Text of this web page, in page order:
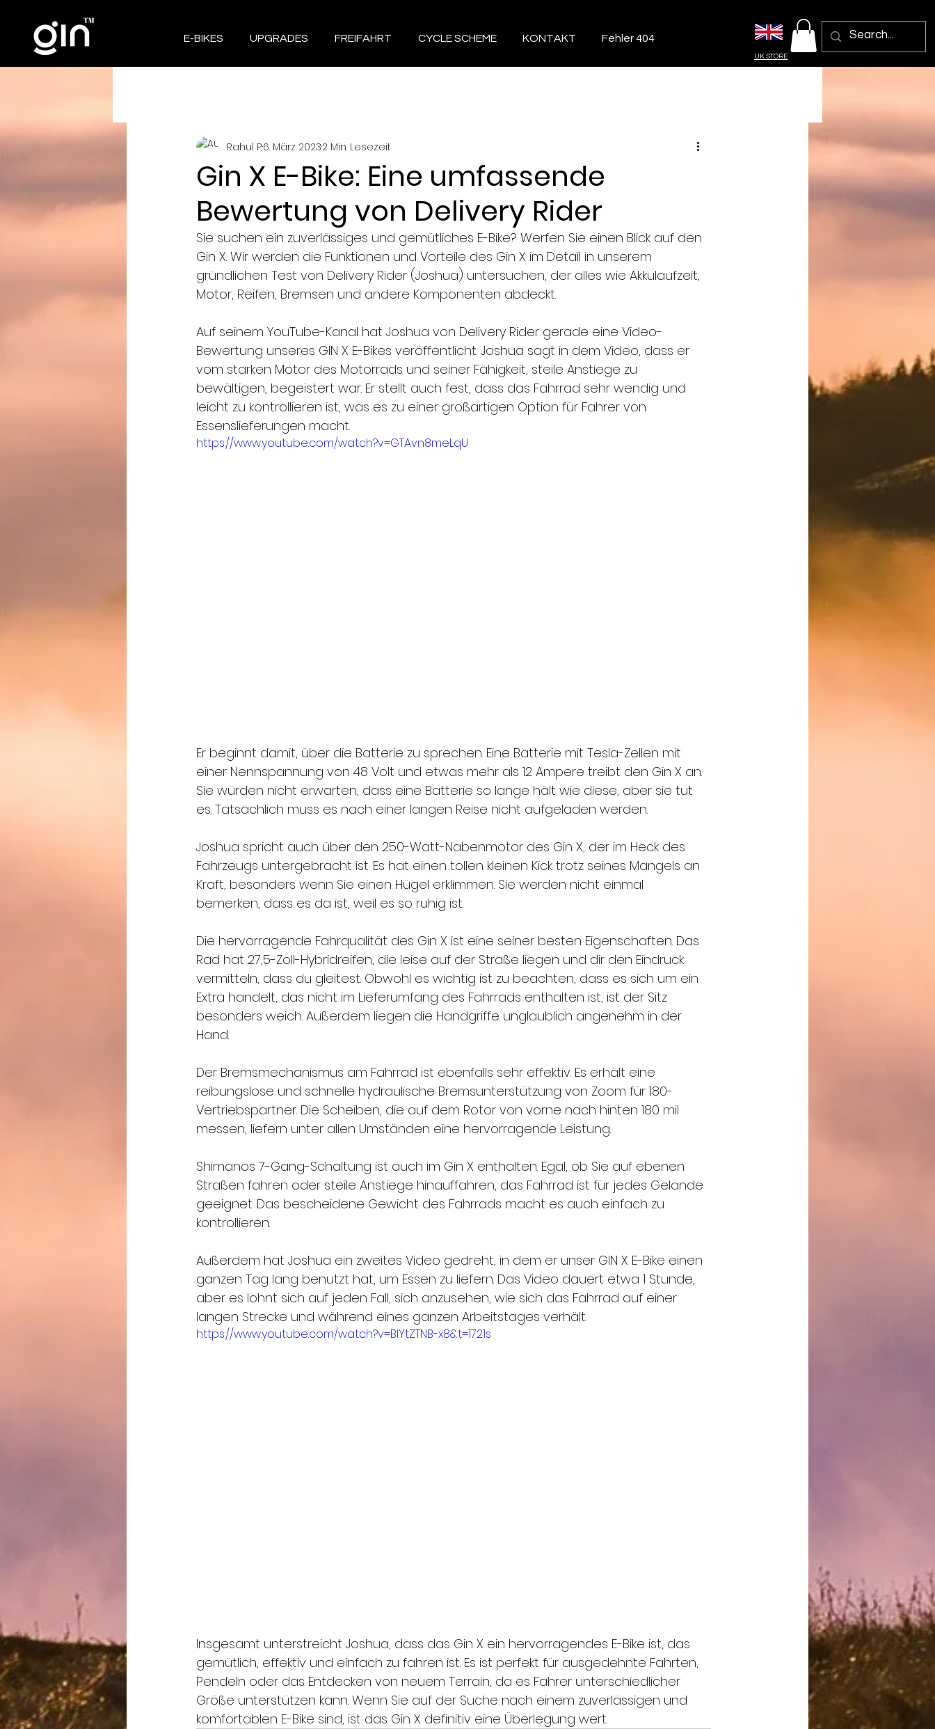
E-BIKES UPGRADES FREIFAHRT CYCLE SCHEME KONTAKT Fehler 404
UK STORE
Gin X E-Bike: Eine umfassende
Bewertung von Delivery Rider
Rahul P.6. März 20232 Min. Lesezeit
Sie suchen ein zuverlässiges und gemütliches E-Bike? Werfen Sie einen Blick auf den
Gin X. Wir werden die Funktionen und Vorteile des Gin X im Detail in unserem
gründlichen Test von Delivery Rider (Joshua) untersuchen, der alles wie Akkulaufzeit,
Motor, Reifen, Bremsen und andere Komponenten abdeckt.
Auf seinem YouTube-Kanal hat Joshua von Delivery Rider gerade eine Video-
Bewertung unseres GIN X E-Bikes veröffentlicht. Joshua sagt in dem Video, dass er
vom starken Motor des Motorrads und seiner Fähigkeit, steile Anstiege zu
bewältigen, begeistert war. Er stellt auch fest, dass das Fahrrad sehr wendig und
leicht zu kontrollieren ist, was es zu einer großartigen Option für Fahrer von
Essenslieferungen macht.
https://www.youtube.com/watch?v=GTAvn8meLqU
Er beginnt damit, über die Batterie zu sprechen. Eine Batterie mit Tesla-Zellen mit
einer Nennspannung von 48 Volt und etwas mehr als 12 Ampere treibt den Gin X an.
Sie würden nicht erwarten, dass eine Batterie so lange hält wie diese, aber sie tut
es. Tatsächlich muss es nach einer langen Reise nicht aufgeladen werden.
Joshua spricht auch über den 250-Watt-Nabenmotor des Gin X, der im Heck des
Fahrzeugs untergebracht ist. Es hat einen tollen kleinen Kick trotz seines Mangels an
Kraft, besonders wenn Sie einen Hügel erklimmen. Sie werden nicht einmal
bemerken, dass es da ist, weil es so ruhig ist.
Die hervorragende Fahrqualität des Gin X ist eine seiner besten Eigenschaften. Das
Rad hat 27,5-Zoll-Hybridreifen, die leise auf der Straße liegen und dir den Eindruck
vermitteln, dass du gleitest. Obwohl es wichtig ist zu beachten, dass es sich um ein
Extra handelt, das nicht im Lieferumfang des Fahrrads enthalten ist, ist der Sitz
besonders weich. Außerdem liegen die Handgriffe unglaublich angenehm in der
Hand.
Der Bremsmechanismus am Fahrrad ist ebenfalls sehr effektiv. Es erhält eine
reibungslose und schnelle hydraulische Bremsunterstützung von Zoom für 180-
Vertriebspartner. Die Scheiben, die auf dem Rotor von vorne nach hinten 180 mil
messen, liefern unter allen Umständen eine hervorragende Leistung.
Shimanos 7-Gang-Schaltung ist auch im Gin X enthalten. Egal, ob Sie auf ebenen
Straßen fahren oder steile Anstiege hinauffahren, das Fahrrad ist für jedes Gelände
geeignet. Das bescheidene Gewicht des Fahrrads macht es auch einfach zu
kontrollieren.
Außerdem hat Joshua ein zweites Video gedreht, in dem er unser GIN X E-Bike einen
ganzen Tag lang benutzt hat, um Essen zu liefern. Das Video dauert etwa 1 Stunde,
aber es lohnt sich auf jeden Fall, sich anzusehen, wie sich das Fahrrad auf einer
langen Strecke und während eines ganzen Arbeitstages verhält.
https://www.youtube.com/watch?v=BIYtZTNB-x8&t=1721s
Insgesamt unterstreicht Joshua, dass das Gin X ein hervorragendes E-Bike ist, das
gemütlich, effektiv und einfach zu fahren ist. Es ist perfekt für ausgedehnte Fahrten,
Pendeln oder das Entdecken von neuem Terrain, da es Fahrer unterschiedlicher
Größe unterstützen kann. Wenn Sie auf der Suche nach einem zuverlässigen und
komfortablen E-Bike sind, ist das Gin X definitiv eine Überlegung wert.